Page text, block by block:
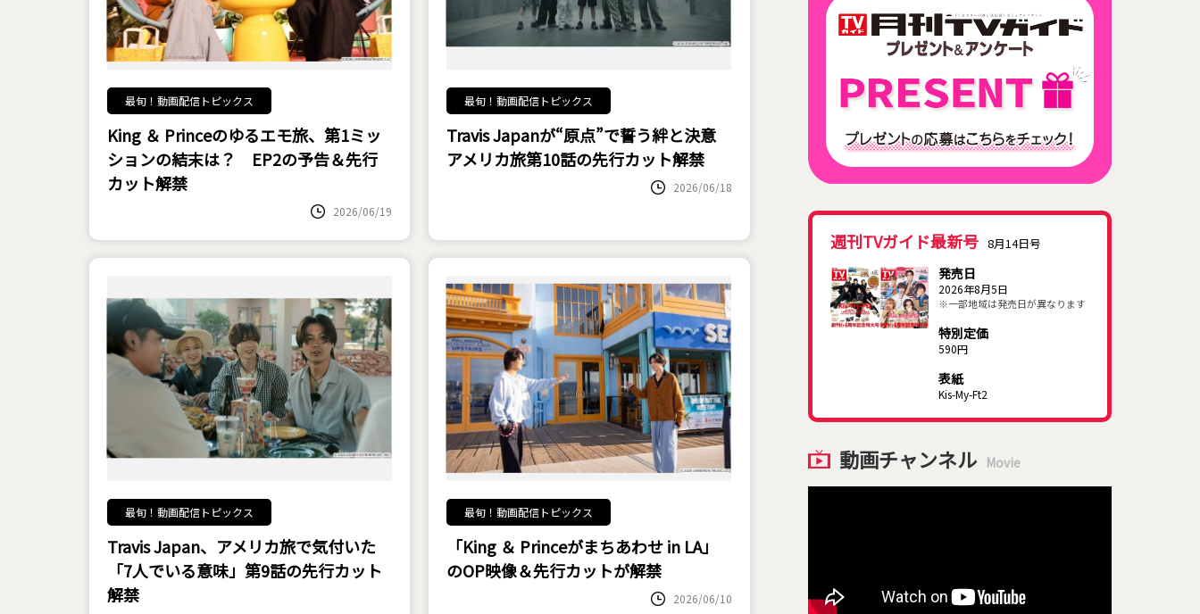
最旬！動画配信トピックス
King ＆ Princeのゆるエモ旅、第1ミッ
ションの結末は？ EP2の予告＆先行
カット解禁
2026/06/19
最旬！動画配信トピックス
Travis Japanが“原点”で誓う絆と決意――
アメリカ旅第10話の先行カット解禁
2026/06/18
最旬！動画配信トピックス
Travis Japan、アメリカ旅で気付いた
「7人でいる意味」――第9話の先行カット
解禁
最旬！動画配信トピックス
「King ＆ Princeがまちあわせ in LA」
のOP映像＆先行カットが解禁
2026/06/10
週刊TVガイド最新号 8月14日号
発売日
2026年8月5日
※一部地域は発売日が異なります
特別定価
590円
表紙
Kis-My-Ft2
動画チャンネル Movie